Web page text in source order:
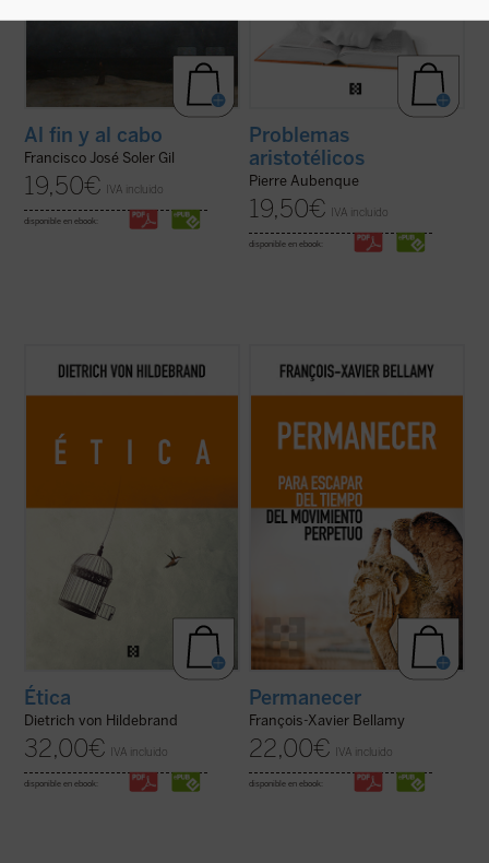
Al fin y al cabo
Francisco José Soler Gil
19,50€ IVA incluido
disponible en ebook:
Problemas
aristotélicos
Pierre Aubenque
19,50€ IVA incluido
disponible en ebook:
Este libro es ya un clásico de la filosofía
moral contemporánea. Grandioso en la
cotidiana, una descripción global de ...
Ética
Dietrich von Hildebrand
32,00€ IVA incluido
disponible en ebook:
Bellamy nos presenta un elogio de la
permanencia exponiendo las
hasta aquí, el autor nos anima a
detenernos, a disfrutar ... (ver ficha)
Permanecer
François-Xavier Bellamy
22,00€ IVA incluido
disponible en ebook: